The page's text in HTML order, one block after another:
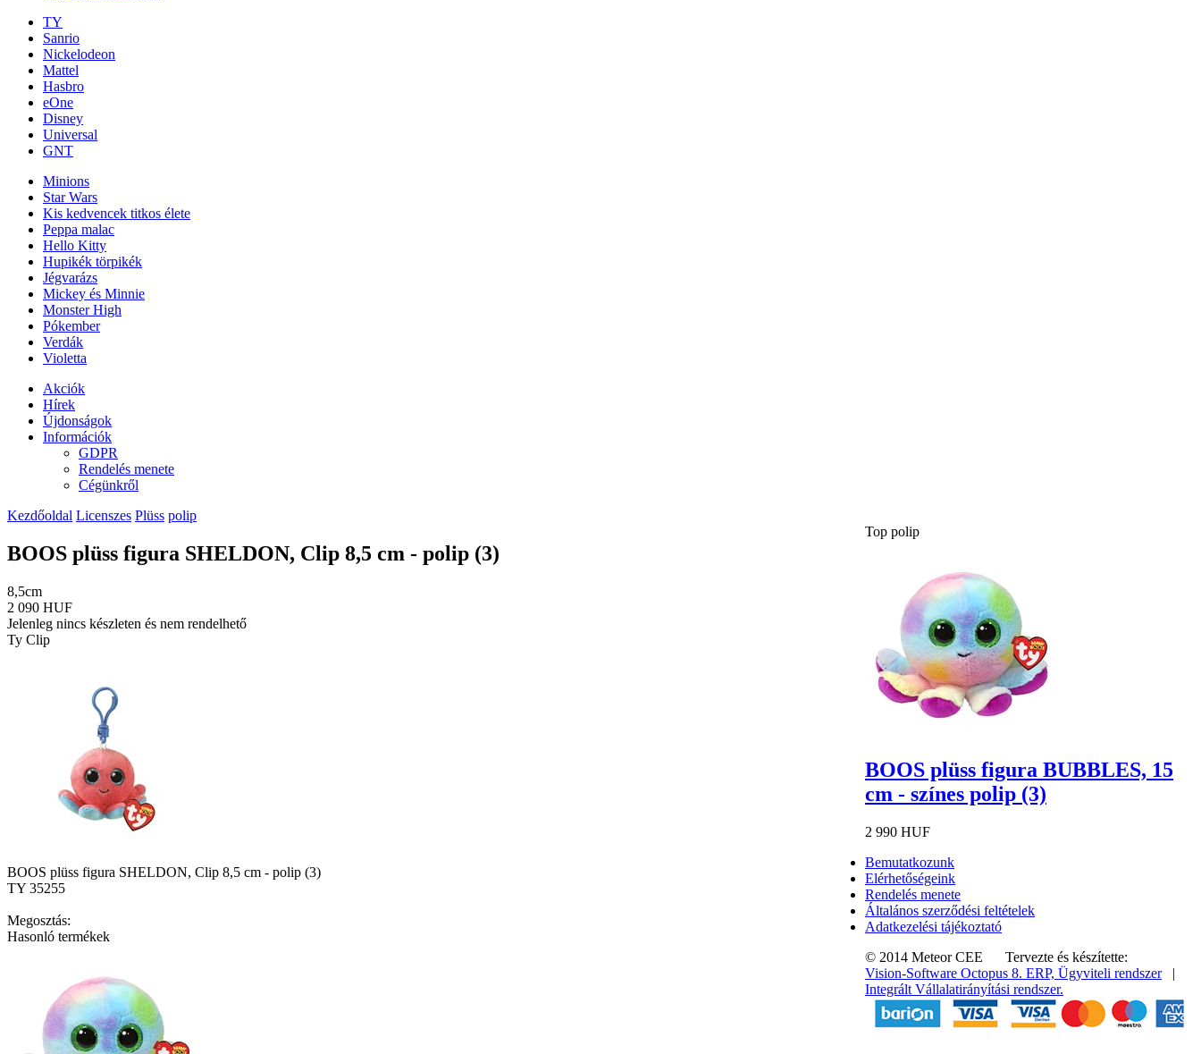
TY
Sanrio
Nickelodeon
Mattel
Hasbro
eOne
Disney
Universal
GNT
Minions
Star Wars
Kis kedvencek titkos élete
Peppa malac
Hello Kitty
Hupikék törpikék
Jégvarázs
Mickey és Minnie
Monster High
Pókember
Verdák
Violetta
Akciók
Hírek
Újdonságok
Információk
GDPR
Rendelés menete
Cégünkről
Kezdőoldal Licenszes Plüss polip
BOOS plüss figura SHELDON, Clip 8,5 cm - polip (3)
8,5cm
2 090 HUF
Jelenleg nincs készleten és nem rendelhető
Ty Clip
BOOS plüss figura SHELDON, Clip 8,5 cm - polip (3)
TY 35255
Megosztás:
Hasonló termékek
Top polip
BOOS plüss figura BUBBLES, 15
cm - színes polip (3)
2 990 HUF
Bemutatkozunk
Elérhetőségeink
Rendelés menete
Általános szerződési feltételek
Adatkezelési tájékoztató
© 2014 Meteor CEE
Tervezte és készítette:
Vision-Software Octopus 8. ERP, Ügyviteli rendszer
|
Integrált Vállalatirányítási rendszer.